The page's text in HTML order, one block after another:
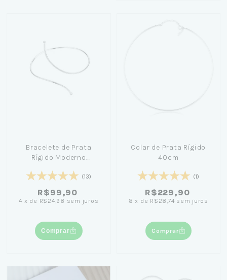
Bracelete de Prata
Rígido Moderno
18cm
(13)
R$99,90
4 x de R$24,98 sem juros
Comprar
Colar de Prata Rígido
40cm
(1)
R$229,90
8 x de R$28,74 sem juros
Comprar